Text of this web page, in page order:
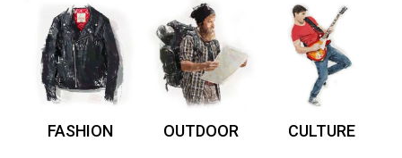
FASHION OUTDOOR CULTURE